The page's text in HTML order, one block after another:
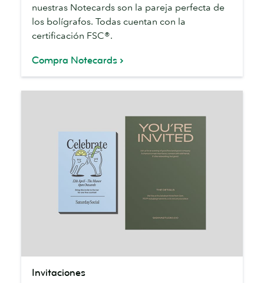
nuestras Notecards son la pareja perfecta de
los bolígrafos. Todas cuentan con la
certificación FSC®.
Compra Notecards
Invitaciones